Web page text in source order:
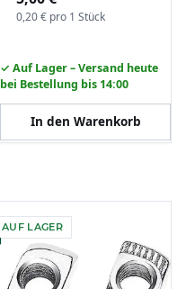
0,20 € pro 1 Stück
✓ Auf Lager – Versand heute
bei Bestellung bis 14:00
In den Warenkorb
AUF LAGER